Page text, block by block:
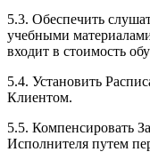
5.3. Обеспечить
учебными
входит в стоимость
5.4. Установить
Клиентом.
5.5. Компенсировать
Исполнителя путем